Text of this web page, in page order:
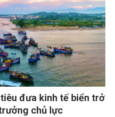
đưa kinh tế biển trở
chủ lực